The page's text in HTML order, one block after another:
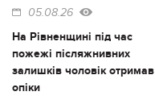
05.08.26
На Рівненщині під час
пожежі післяжнивних
залишків чоловік отримав
опіки